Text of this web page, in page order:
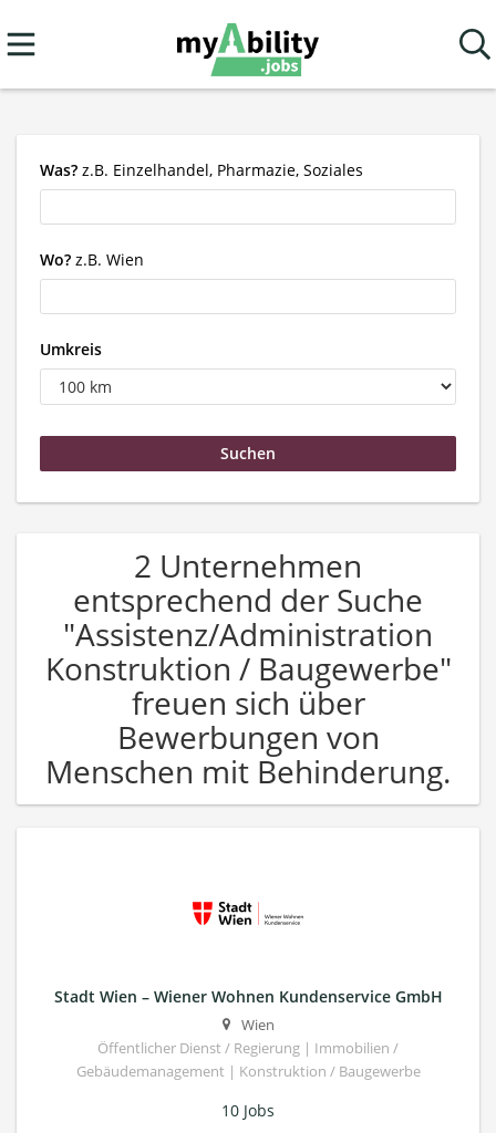
Was? z.B. Einzelhandel, Pharmazie, Soziales
Wo? z.B. Wien
Umkreis
2 Unternehmen
entsprechend der Suche
"Assistenz/Administration
Konstruktion / Baugewerbe"
freuen sich über
Bewerbungen von
Menschen mit Behinderung.
Stadt Wien – Wiener Wohnen Kundenservice GmbH
Wien
Öffentlicher Dienst / Regierung | Immobilien /
Gebäudemanagement | Konstruktion / Baugewerbe
10 Jobs